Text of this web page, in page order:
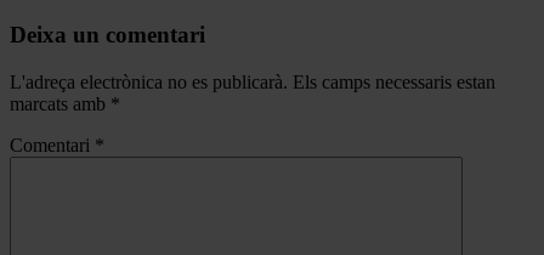
Deixa un comentari
L'adreça electrònica no es publicarà. Els camps necessaris estan
marcats amb *
Comentari *